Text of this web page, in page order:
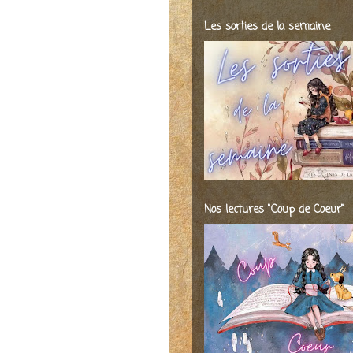
Les sorties de la semaine
Nos lectures "Coup de Coeur"